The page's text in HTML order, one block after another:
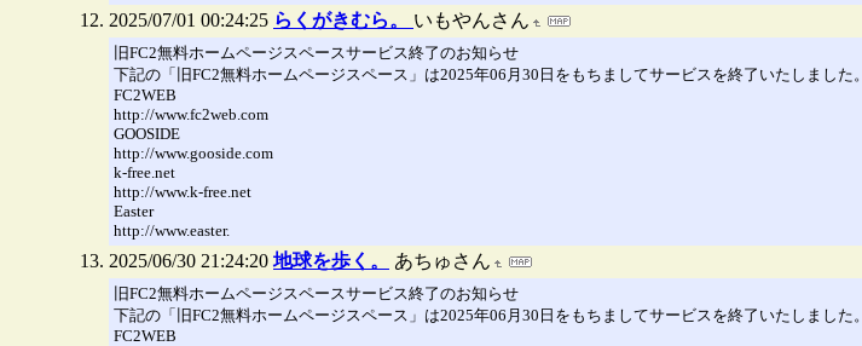
2025/07/01 00:24:25 らくがきむら。 いもやんさん
旧FC2無料ホームページスペースサービス終了のお知らせ
下記の「旧FC2無料ホームページスペース」は2025年06月30日をもちましてサービスを終了いたしました。
FC2WEB
http://www.fc2web.com
GOOSIDE
http://www.gooside.com
k-free.net
http://www.k-free.net
Easter
http://www.easter.
2025/06/30 21:24:20 地球を歩く。 あちゅさん
旧FC2無料ホームページスペースサービス終了のお知らせ
下記の「旧FC2無料ホームページスペース」は2025年06月30日をもちましてサービスを終了いたしました。
FC2WEB